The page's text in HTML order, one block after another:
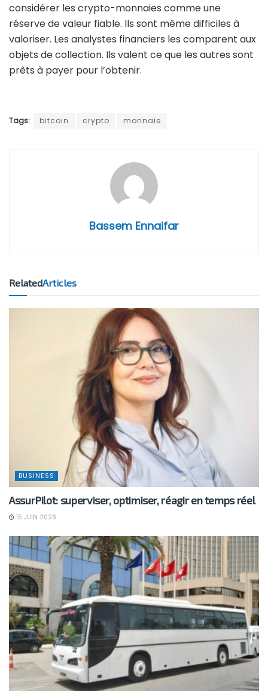
considérer les crypto-monnaies comme une
réserve de valeur fiable. Ils sont même difficiles à
valoriser. Les analystes financiers les comparent aux
objets de collection. Ils valent ce que les autres sont
prêts à payer pour l’obtenir.
Tags: bitcoin crypto monnaie
Bassem Ennaifar
RelatedArticles
BUSINESS
AssurPilot: superviser, optimiser, réagir en temps réel
15 JUIN 2026